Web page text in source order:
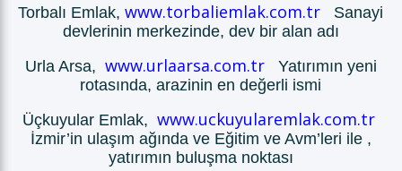
Torbalı Emlak, www.torbaliemlak.com.tr Sanayi
devlerinin merkezinde, dev bir alan adı
Urla Arsa, www.urlaarsa.com.tr
Yatırımın yeni
rotasında, arazinin en değerli ismi
Üçkuyular Emlak, www.uckuyularemlak.com.tr
İzmir’in ulaşım ağında ve Eğitim ve Avm’leri ile ,
yatırımın buluşma noktası